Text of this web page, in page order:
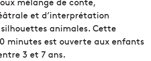
et d’interprétation
animales. Cette
minutes est ouverte aux enfants
3 et 7 ans.